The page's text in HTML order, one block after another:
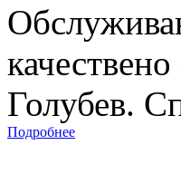
Голубев.
Подробнее